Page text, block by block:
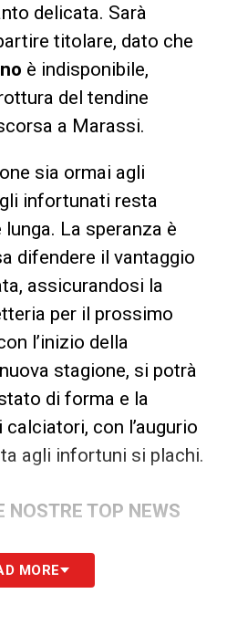
delicata. Sarà
titolare, dato che
è indisponibile,
del tendine
a Marassi.
sia ormai agli
infortunati resta
La speranza è
difendere il vantaggio
assicurandosi la
per il prossimo
l’inizio della
stagione, si potrà
di forma e la
con l’augurio
agli infortuni si plachi.
NOSTRE TOP NEWS
MORE